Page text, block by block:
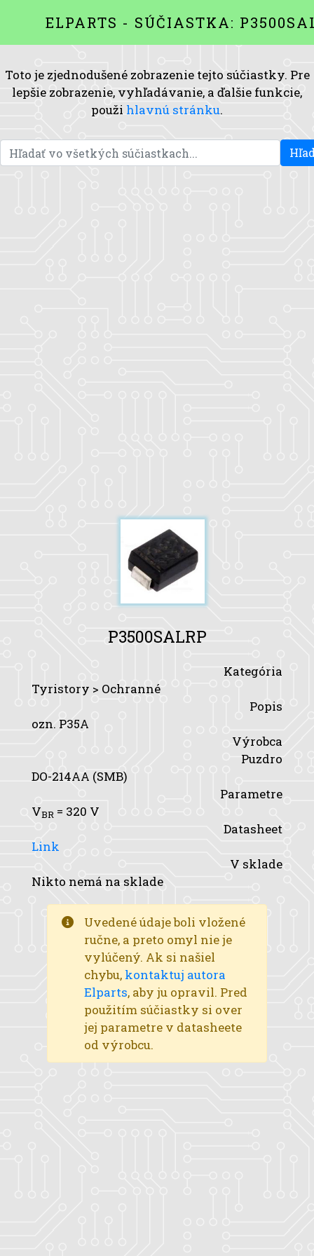
ELPARTS - SÚČIASTKA:
Toto je zjednodušené zobrazenie tejto súčiastky. Pre
lepšie zobrazenie, vyhľadávanie, a ďalšie funkcie,
použi hlavnú stránku.
P3500SALRP
Kategória
Tyristory > Ochranné
Popis
ozn. P35A
Výrobca
Puzdro
DO-214AA (SMB)
Parametre
VBR = 320 V
Datasheet
Link
V sklade
Nikto nemá na sklade
Uvedené údaje boli vložené
ručne, a preto omyl nie je
vylúčený. Ak si našiel
chybu, kontaktuj autora
Elparts, aby ju opravil. Pred
použitím súčiastky si over
jej parametre v datasheete
od výrobcu.